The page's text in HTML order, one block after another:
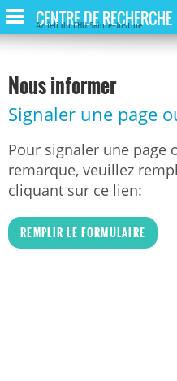
CENTRE DE RECHERCHE
Azrieli du CHU Sainte-Justine
Nous informer
Signaler une page
Pour signaler une page
remarque, veuillez
cliquant sur ce lien:
REMPLIR LE FORMULAIRE